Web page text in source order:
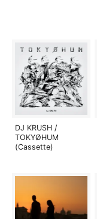
DJ KRUSH /
TOKYØHUM
(Cassette)